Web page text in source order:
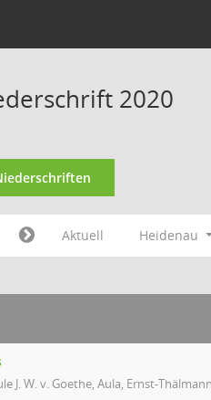
2020
Aktuell Heidenau
J. W. v. Goethe, Aula, Ernst-